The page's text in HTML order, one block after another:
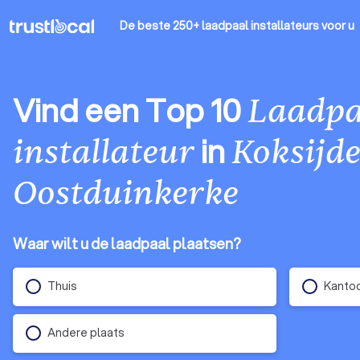
De beste 250+ laadpaal installateursvoor u
Vind een Top 10
installateurinKoksijde
Oostduinkerke
Waar wilt u de laadpaal plaatsen?
Thuis
Andere plaats